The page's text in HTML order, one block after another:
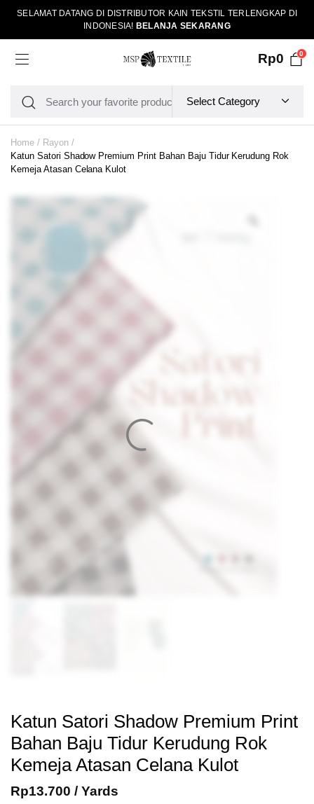
SELAMAT DATANG DI DISTRIBUTOR KAIN TEKSTIL TERLENGKAP DI
INDONESIA! BELANJA SEKARANG
Rp0 0
Home
Rayon
Katun Satori Shadow Premium Print Bahan Baju Tidur Kerudung Rok
Kemeja Atasan Celana Kulot
Katun Satori Shadow Premium Print
Bahan Baju Tidur Kerudung Rok
Kemeja Atasan Celana Kulot
Rp13.700 / Yards